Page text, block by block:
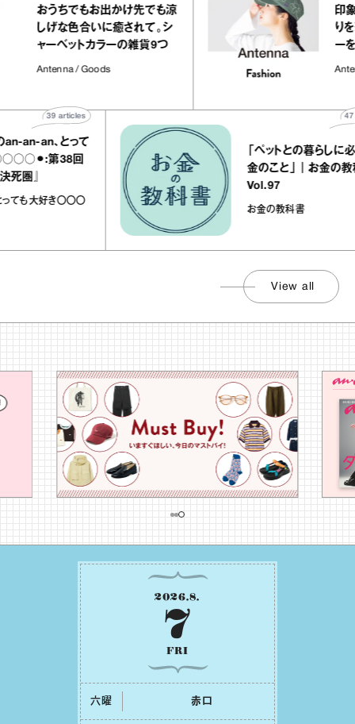
おうちでもお出かけ先でも涼
しげな色合いに癒されて。シ
ャーベットカラーの雑貨9つ
Antenna / Goods
、とって
38回
き〇〇〇
articles
「ペットとの暮らしに必要なお
金のこと」｜お金の教科書
Vol.97
お金の教科書
articles
View all
2026.8.
7
FRI
六曜 ⾚⼝